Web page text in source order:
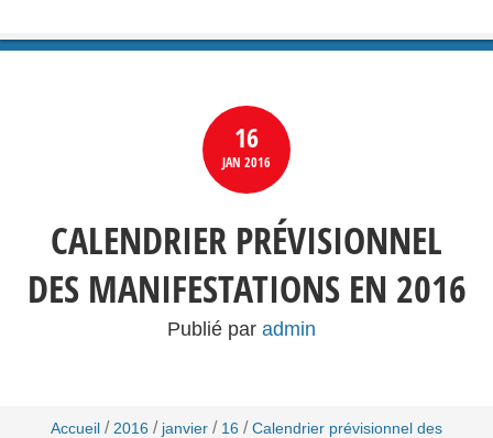
16
JAN 2016
CALENDRIER PRÉVISIONNEL
DES MANIFESTATIONS EN 2016
Publié par admin
Accueil / 2016 / janvier / 16 / Calendrier prévisionnel des